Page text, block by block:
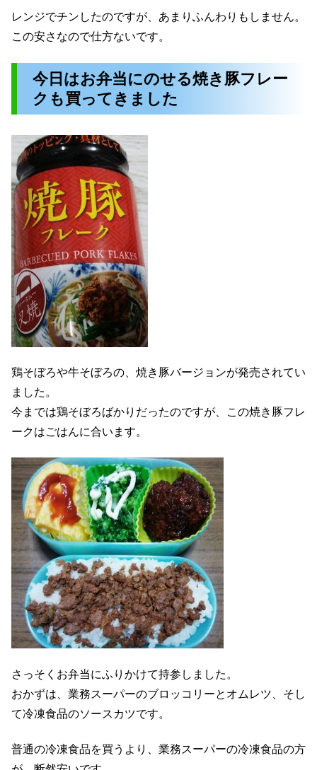
レンジでチンしたのですが、あまりふんわりもしません。
この安さなので仕方ないです。
今日はお弁当にのせる焼き豚フレー
クも買ってきました
鶏そぼろや牛そぼろの、焼き豚バージョンが発売されてい
ました。
今までは鶏そぼろばかりだったのですが、この焼き豚フレ
ークはごはんに合います。
さっそくお弁当にふりかけて持参しました。
おかずは、業務スーパーのブロッコリーとオムレツ、そし
て冷凍食品のソースカツです。
普通の冷凍食品を買うより、業務スーパーの冷凍食品の方